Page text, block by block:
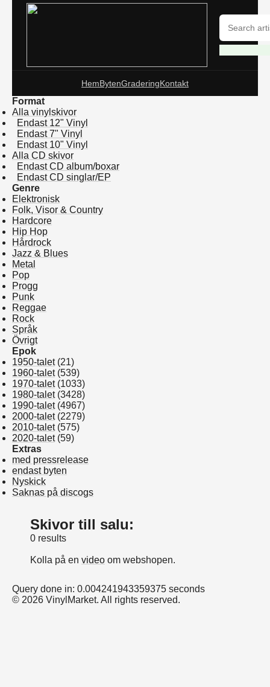
HemBytenGraderingKontakt
Format
Alla vinylskivor
Endast 12" Vinyl
Endast 7" Vinyl
Endast 10" Vinyl
Alla CD skivor
Endast CD album/boxar
Endast CD singlar/EP
Genre
Elektronisk
Folk, Visor & Country
Hardcore
Hip Hop
Hårdrock
Jazz & Blues
Metal
Pop
Progg
Punk
Reggae
Rock
Språk
Övrigt
Epok
1950-talet(21)
1960-talet(539)
1970-talet(1033)
1980-talet(3428)
1990-talet(4967)
2000-talet(2279)
2010-talet(575)
2020-talet(59)
Extras
med pressrelease
endast byten
Nyskick
Saknas på discogs
Skivor till salu:
0 results
Kolla på en video om webshopen.
Query done in: 0.004241943359375 seconds
© 2026 VinylMarket. All rights reserved.